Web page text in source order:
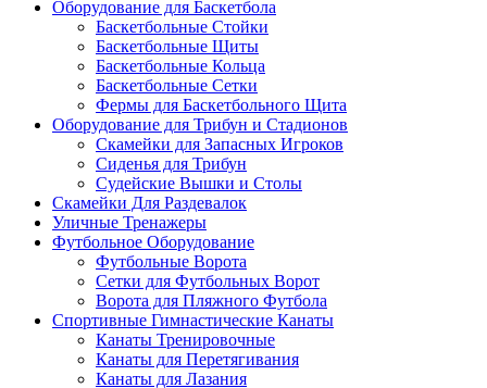
Оборудование для Баскетбола
Баскетбольные Стойки
Баскетбольные Щиты
Баскетбольные Кольца
Баскетбольные Сетки
Фермы для Баскетбольного Щита
Оборудование для Трибун и Стадионов
Скамейки для Запасных Игроков
Сиденья для Трибун
Судейские Вышки и Столы
Скамейки Для Раздевалок
Уличные Тренажеры
Футбольное Оборудование
Футбольные Ворота
Сетки для Футбольных Ворот
Ворота для Пляжного Футбола
Спортивные Гимнастические Канаты
Канаты Тренировочные
Канаты для Перетягивания
Канаты для Лазания